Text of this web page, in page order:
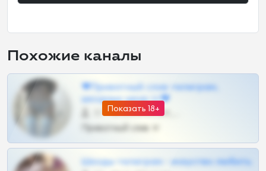
Похожие каналы
Показать 18+
❤Приватный слив телеграм,
шкодных шкур тг❤
57 •
Приватный слив тг
Шкоды телеграм - искуство любить